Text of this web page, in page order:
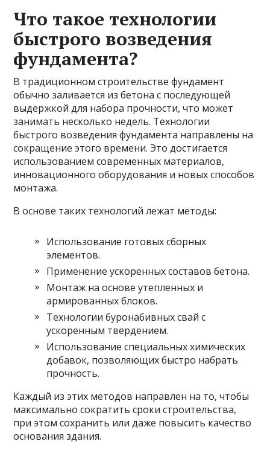
Что такое технологии
быстрого возведения
фундамента?
В традиционном строительстве фундамент
обычно заливается из бетона с последующей
выдержкой для набора прочности, что может
занимать несколько недель. Технологии
быстрого возведения фундамента направлены на
сокращение этого времени. Это достигается
использованием современных материалов,
инновационного оборудования и новых способов
монтажа.
В основе таких технологий лежат методы:
Использование готовых сборных
элементов.
Применение ускоренных составов бетона.
Монтаж на основе утепленных и
армированных блоков.
Технологии буронабивных свай с
ускоренным твердением.
Использование специальных химических
добавок, позволяющих быстро набрать
прочность.
Каждый из этих методов направлен на то, чтобы
максимально сократить сроки строительства,
при этом сохранить или даже повысить качество
основания здания.